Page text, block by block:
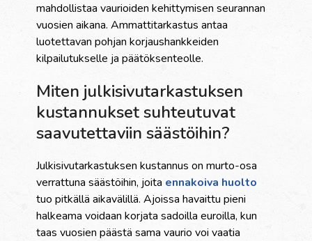
mahdollistaa vaurioiden kehittymisen seurannan
vuosien aikana. Ammattitarkastus antaa
luotettavan pohjan korjaushankkeiden
kilpailutukselle ja päätöksenteolle.
Miten julkisivutarkastuksen
kustannukset suhteutuvat
saavutettaviin säästöihin?
Julkisivutarkastuksen kustannus on murto-osa
verrattuna säästöihin, joita ennakoiva huolto
tuo pitkällä aikavälillä. Ajoissa havaittu pieni
halkeama voidaan korjata sadoilla euroilla, kun
taas vuosien päästä sama vaurio voi vaatia